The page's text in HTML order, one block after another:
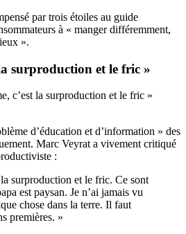
par trois étoiles au guide
à « manger différemment,
».
surproduction et le fric »
c’est la surproduction et le fric »
d’éducation et d’information » des
Marc Veyrat a vivement critiqué
:
surproduction et le fric. Ce sont
est paysan. Je n’ai jamais vu
chose dans la terre. Il faut
premières. »